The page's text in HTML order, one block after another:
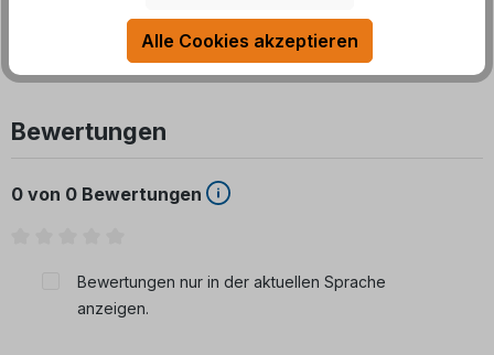
Bewertungen
0 von 0 Bewertungen
Bewertungen nur in der aktuellen Sprache
anzeigen.
Alle Cookies akzeptieren